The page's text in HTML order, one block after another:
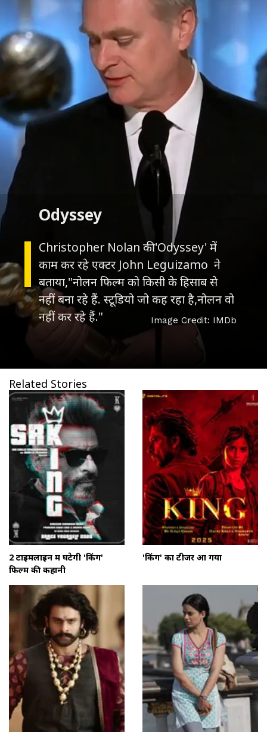
Christopher Nolan की 'Odyssey' में
काम कर रहे एक्टर John Leguizamo ने
बताया,"नोलन फिल्म को किसी के हिसाब से
नहीं बना रहे हैं. स्टूडियो जो कह रहा है,नोलन वो
नहीं कर रहे हैं."
Odyssey
Image Credit: IMDb
Related Stories
2 टाइमलाइन में घटेगी 'किंग'
फिल्म की कहानी
'किंग' का टीजर आ गया